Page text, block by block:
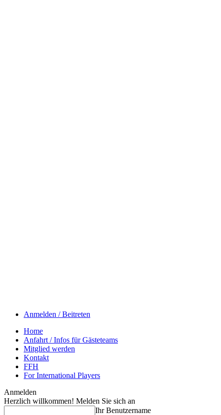
Anmelden / Beitreten
Home
Anfahrt / Infos für Gästeteams
Mitglied werden
Kontakt
FFH
For International Players
Anmelden
Herzlich willkommen! Melden Sie sich an
Ihr Benutzername